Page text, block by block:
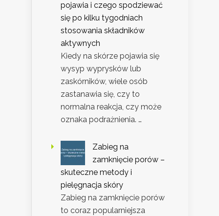
pojawia i czego spodziewać
się po kilku tygodniach
stosowania składników
aktywnych
Kiedy na skórze pojawia się
wysyp wyprysków lub
zaskórników, wiele osób
zastanawia się, czy to
normalna reakcja, czy może
oznaka podrażnienia. …
Zabieg na
zamknięcie porów –
skuteczne metody i
pielęgnacja skóry
Zabieg na zamknięcie porów
to coraz popularniejsza